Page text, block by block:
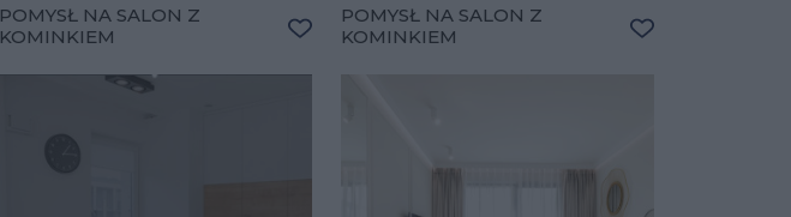
POMYSŁ NA SALON Z
KOMINKIEM
POMYSŁ NA SALON Z
KOMINKIEM